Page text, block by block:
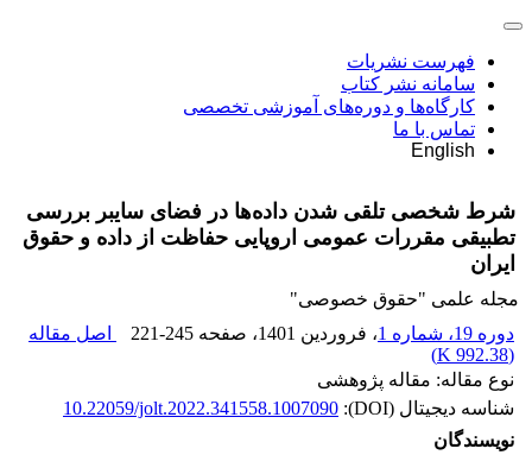
فهرست نشریات
سامانه نشر کتاب
کارگاه‌ها و دوره‌های آموزشی تخصصی
تماس با ما
English
شرط شخصی تلقی شدن داده‌ها در فضای سایبر بررسی
تطبیقی مقررات عمومی اروپایی حفاظت از داده و حقوق
ایران
مجله علمی "حقوق خصوصی"
دوره 19، شماره 1
، فروردین 1401 ، صفحه 221-245
اصل مقاله
(
992.38 K
)
نوع مقاله: مقاله پژوهشی
شناسه دیجیتال (DOI):
10.22059/jolt.2022.341558.1007090
نویسندگان